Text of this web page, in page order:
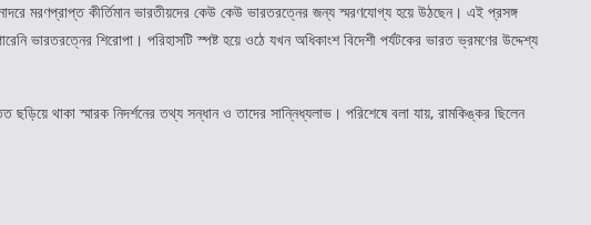
মরণপ্রাপ্ত কীর্তিমান ভারতীয়দের কেউ কেউ ভারতরত্নের জন্য স্মরণযোগ্য হয়ে উঠছেন। এই প্রসঙ্গ
ভারতরত্নের শিরোপা। পরিহাসটি স্পষ্ট হয়ে ওঠে যখন অধিকাংশ বিদেশী পর্যটকের ভারত ভ্রমণের উদ্দেশ্য
থাকা স্মারক নিদর্শনের তথ্য সন্ধান ও তাদের সান্নিধ্যলাভ। পরিশেষে বলা যায়, রামকিঙ্কর ছিলেন